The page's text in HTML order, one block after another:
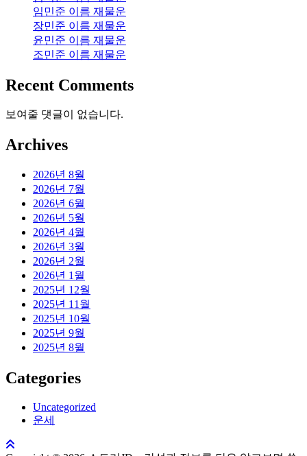
임민준 이름 재물운
장민준 이름 재물운
윤민준 이름 재물운
조민준 이름 재물운
Recent Comments
보여줄 댓글이 없습니다.
Archives
2026년 8월
2026년 7월
2026년 6월
2026년 5월
2026년 4월
2026년 3월
2026년 2월
2026년 1월
2025년 12월
2025년 11월
2025년 10월
2025년 9월
2025년 8월
Categories
Uncategorized
운세